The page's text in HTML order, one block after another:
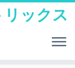
リックス